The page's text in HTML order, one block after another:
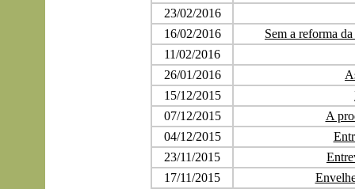
23/02/2016
16/02/2016
Sem a reforma
11/02/2016
26/01/2016
15/12/2015
07/12/2015
A
04/12/2015
23/11/2015
17/11/2015